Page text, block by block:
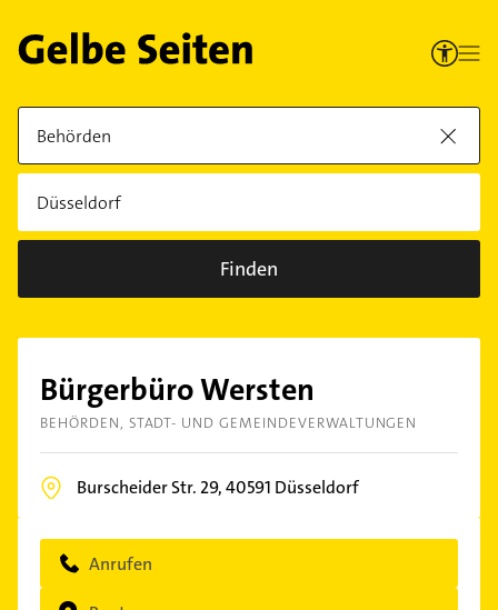
Finden
Bürgerbüro Wersten
BEHÖRDEN STADT- UND GEMEINDEVERWALTUNGEN
Burscheider Str. 29,40591 Düsseldorf
Anrufen